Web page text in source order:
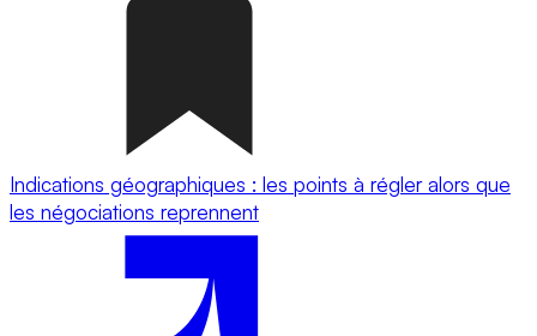
Indications géographiques : les points à régler alors que
les négociations reprennent